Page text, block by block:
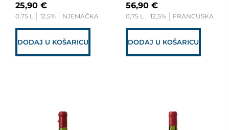
25,90 €
0,75 L 12,5% NJEMAČKA
DODAJ U KOŠARICU
56,90€
0,75 L 12,5% FRANCUSKA
DODAJ U KOŠARICU